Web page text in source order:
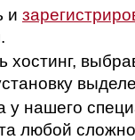
и
хостинг,
у нашего
любой